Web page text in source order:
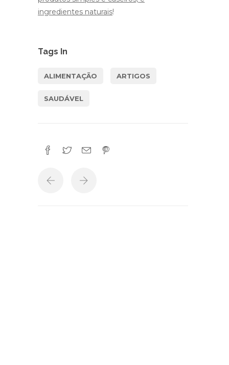
ingredientes naturais!
Tags In
ALIMENTAÇÃO ARTIGOS
SAUDÁVEL